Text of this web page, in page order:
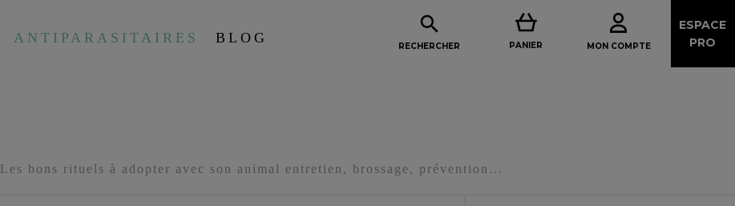
ANTIPARASITAIRES BLOG

RECHERCHER PANIER MON COMPTE
ESPACE
PRO
Les bons rituels à adopter avec son animal entretien, brossage, prévention…